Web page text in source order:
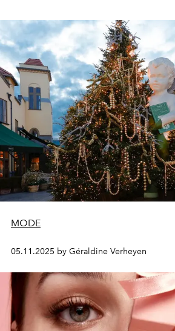
MODE
05.11.2025 by Géraldine Verheyen